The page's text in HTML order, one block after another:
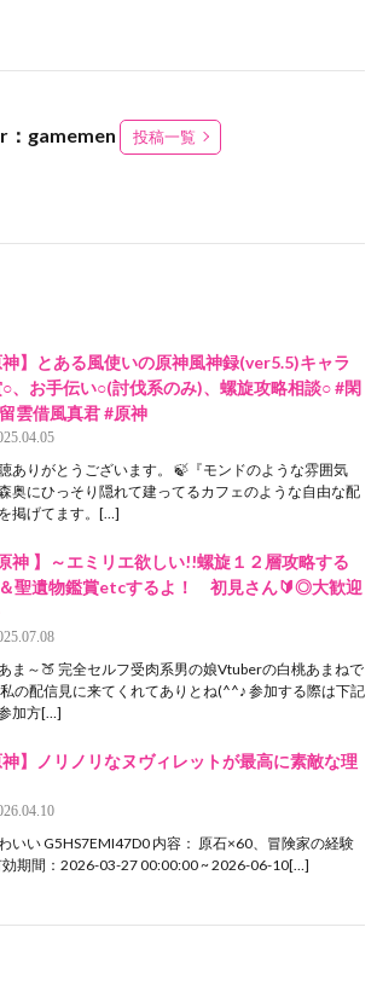
：gamemen 投稿一覧
神】とある風使いの原神風神録(ver5.5)キャラ
、お手伝い○(討伐系のみ)、螺旋攻略相談○ #閑
雲借風真君 #原神
ありがとうございます。 🍃『モンドのような雰囲気
奥にひっそり隠れて建ってるカフェのような自由な配
掲げてます。[…]
原神 】～エミリエ欲しい!!螺旋１２層攻略する
聖遺物鑑賞etcするよ！ 初見さん🔰◎大歓迎
ま～🍑 完全セルフ受肉系男の娘Vtuberの白桃あまねで
の配信見に来てくれてありとね(^^♪ 参加する際は下記
加方[…]
神】ノリノリなヌヴィレットが最高に素敵な理
いい G5HS7EMI47D0 内容： 原石×60、冒険家の経験
効期間：2026-03-27 00:00:00 ~ 2026-06-10[…]